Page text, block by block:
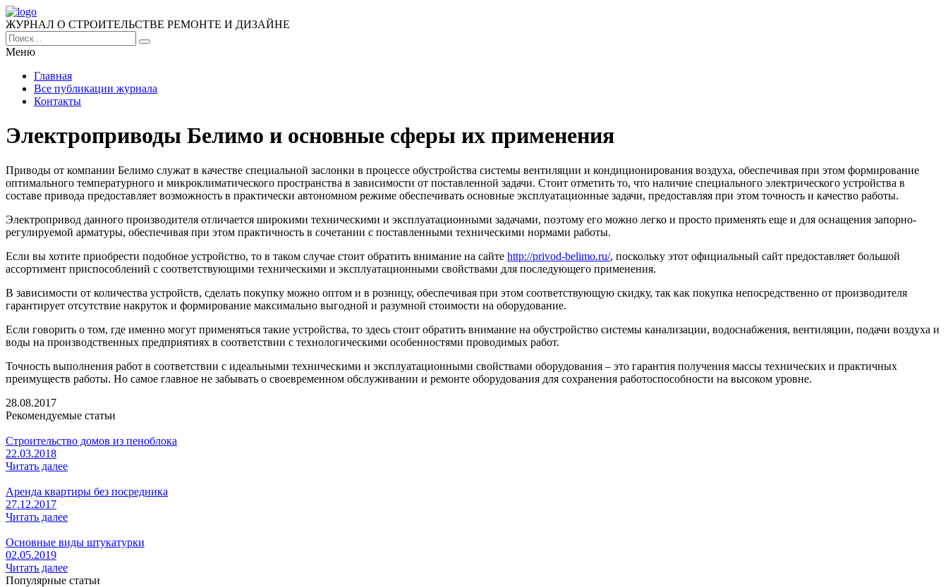
ЖУРНАЛ О СТРОИТЕЛЬСТВЕ РЕМОНТЕ И ДИЗАЙНЕ
Меню
Главная
Все публикации журнала
Контакты
Электроприводы Белимо и основные сферы их применения
Приводы от компании Белимо служат в качестве специальной заслонки в процессе обустройства системы вентиляции и кондиционирования воздуха, обеспечивая при этом формирование
оптимального температурного и микроклиматического пространства в зависимости от поставленной задачи. Стоит отметить то, что наличие специального электрического устройства в
составе привода предоставляет возможность в практически автономном режиме обеспечивать основные эксплуатационные задачи, предоставляя при этом точность и качество работы.
Электропривод данного производителя отличается широкими техническими и эксплуатационными задачами, поэтому его можно легко и просто применять еще и для оснащения запорно-
регулируемой арматуры, обеспечивая при этом практичность в сочетании с поставленными техническими нормами работы.
Если вы хотите приобрести подобное устройство, то в таком случае стоит обратить внимание на сайте http://privod-belimo.ru/, поскольку этот официальный сайт предоставляет большой
ассортимент приспособлений с соответствующими техническими и эксплуатационными свойствами для последующего применения.
В зависимости от количества устройств, сделать покупку можно оптом и в розницу, обеспечивая при этом соответствующую скидку, так как покупка непосредственно от производителя
гарантирует отсутствие накруток и формирование максимально выгодной и разумной стоимости на оборудование.
Если говорить о том, где именно могут применяться такие устройства, то здесь стоит обратить внимание на обустройство системы канализации, водоснабжения, вентиляции, подачи воздуха и
воды на производственных предприятиях в соответствии с технологическими особенностями проводимых работ.
Точность выполнения работ в соответствии с идеальными техническими и эксплуатационными свойствами оборудования – это гарантия получения массы технических и практичных
преимуществ работы. Но самое главное не забывать о своевременном обслуживании и ремонте оборудования для сохранения работоспособности на высоком уровне.
28.08.2017
Рекомендуемые статьи
Строительство домов из пеноблока
22.03.2018
Читать далее
Аренда квартиры без посредника
27.12.2017
Читать далее
Основные виды штукатурки
02.05.2019
Читать далее
Популярные статьи